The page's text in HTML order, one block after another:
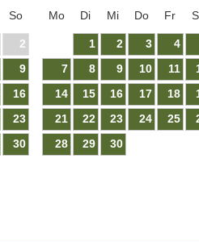
So
2
9
16
23
30
Mo Di Mi Do Fr
1 2 3 4
7
8 9 10 11
14
15 16 17 18
21
22 23 24 25
28
29 30